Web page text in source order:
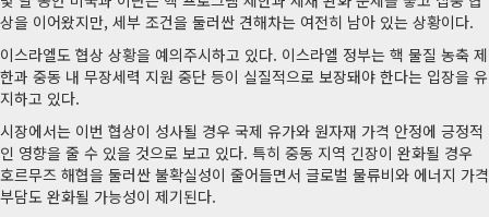
상을 이어왔지만, 세부 조건을 둘러싼 견해차는 여전히 남아 있는 상황이다.
이스라엘도 협상 상황을 예의주시하고 있다. 이스라엘 정부는 핵 물질 농축 제
한과 중동 내 무장세력 지원 중단 등이 실질적으로 보장돼야 한다는 입장을 유
지하고 있다.
시장에서는 이번 협상이 성사될 경우 국제 유가와 원자재 가격 안정에 긍정적
인 영향을 줄 수 있을 것으로 보고 있다. 특히 중동 지역 긴장이 완화될 경우
호르무즈 해협을 둘러싼 불확실성이 줄어들면서 글로벌 물류비와 에너지 가격
부담도 완화될 가능성이 제기된다.